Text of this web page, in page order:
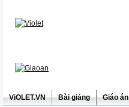
ViOLET.VN Bài giảng Giáo án